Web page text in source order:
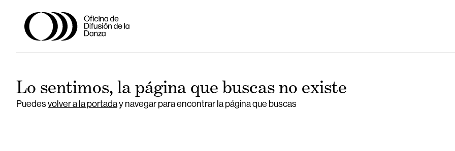
Lo sentimos, la página que buscas no existe
Puedesvolver a la portaday navegar para encontrar la página que buscas